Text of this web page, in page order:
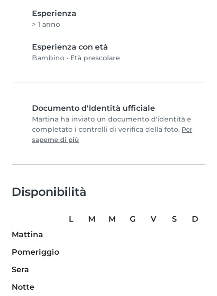
Esperienza
> 1 anno
Esperienza con età
Bambino • Età prescolare
Documento d'Identità ufficiale
Martina ha inviato un documento d'identità e
completato i controlli di verifica della foto. Per
saperne di più
Disponibilità
L M M G V S
D
Mattina
Pomeriggio
Sera
Notte